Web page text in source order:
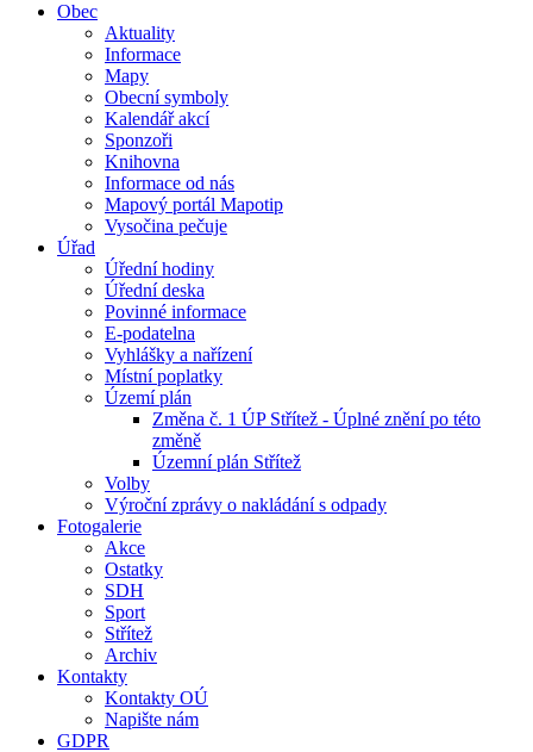
Obec
Aktuality
Informace
Mapy
Obecní symboly
Kalendář akcí
Sponzoři
Knihovna
Informace od nás
Mapový portál Mapotip
Vysočina pečuje
Úřad
Úřední hodiny
Úřední deska
Povinné informace
E-podatelna
Vyhlášky a nařízení
Místní poplatky
Území plán
Změna č. 1 ÚP Střítež - Úplné znění po této
změně
Územní plán Střítež
Volby
Výroční zprávy o nakládání s odpady
Fotogalerie
Akce
Ostatky
SDH
Sport
Střítež
Archiv
Kontakty
Kontakty OÚ
Napište nám
GDPR